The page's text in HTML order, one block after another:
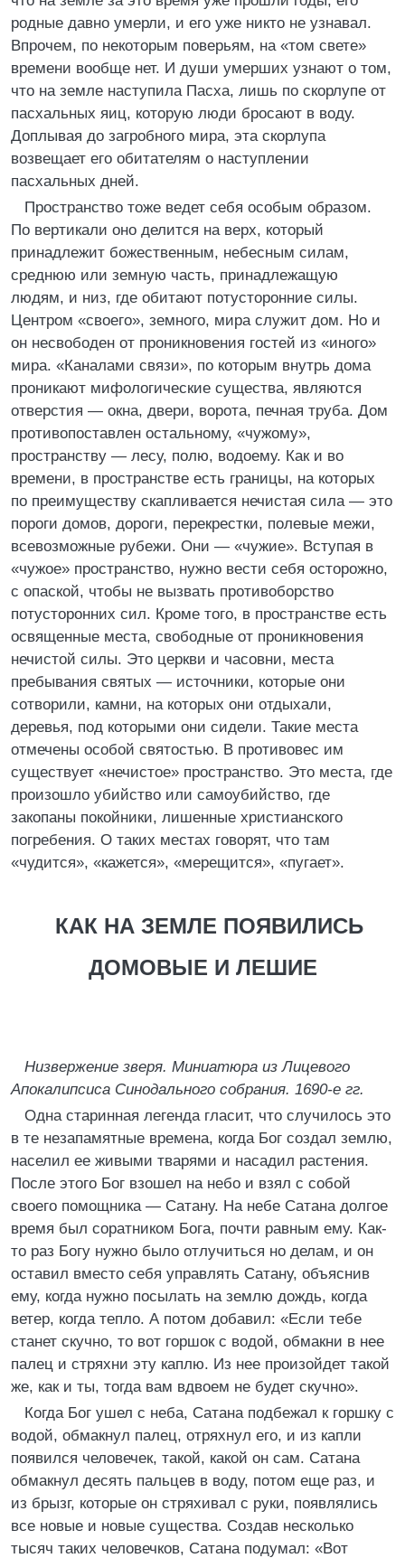
родные давно умерли, и его уже никто не узнавал.
Впрочем, по некоторым поверьям, на «том свете»
времени вообще нет. И души умерших узнают о том,
что на земле наступила Пасха, лишь по скорлупе от
пасхальных яиц, которую люди бросают в воду.
Доплывая до загробного мира, эта скорлупа
возвещает его обитателям о наступлении
пасхальных дней.
Пространство тоже ведет себя особым образом.
По вертикали оно делится на верх, который
принадлежит божественным, небесным силам,
среднюю или земную часть, принадлежащую
людям, и низ, где обитают потусторонние силы.
Центром «своего», земного, мира служит дом. Но и
он несвободен от проникновения гостей из «иного»
мира. «Каналами связи», по которым внутрь дома
проникают мифологические существа, являются
отверстия — окна, двери, ворота, печная труба. Дом
противопоставлен остальному, «чужому»,
пространству — лесу, полю, водоему. Как и во
времени, в пространстве есть границы, на которых
по преимуществу скапливается нечистая сила — это
пороги домов, дороги, перекрестки, полевые межи,
всевозможные рубежи. Они — «чужие». Вступая в
«чужое» пространство, нужно вести себя осторожно,
с опаской, чтобы не вызвать противоборство
потусторонних сил. Кроме того, в пространстве есть
освященные места, свободные от проникновения
нечистой силы. Это церкви и часовни, места
пребывания святых — источники, которые они
сотворили, камни, на которых они отдыхали,
деревья, под которыми они сидели. Такие места
отмечены особой святостью. В противовес им
существует «нечистое» пространство. Это места, где
произошло убийство или самоубийство, где
закопаны покойники, лишенные христианского
погребения. О таких местах говорят, что там
«чудится», «кажется», «мерещится», «пугает».
КАК НА ЗЕМЛЕ ПОЯВИЛИСЬ
ДОМОВЫЕ И ЛЕШИЕ
Низвержение зверя. Миниатюра из Лицевого
Апокалипсиса Синодального собрания. 1690-е гг.
Одна старинная легенда гласит, что случилось это
в те незапамятные времена, когда Бог создал землю,
населил ее живыми тварями и насадил растения.
После этого Бог взошел на небо и взял с собой
своего помощника — Сатану. На небе Сатана долгое
время был соратником Бога, почти равным ему. Как-
то раз Богу нужно было отлучиться но делам, и он
оставил вместо себя управлять Сатану, объяснив
ему, когда нужно посылать на землю дождь, когда
ветер, когда тепло. А потом добавил: «Если тебе
станет скучно, то вот горшок с водой, обмакни в нее
палец и стряхни эту каплю. Из нее произойдет такой
же, как и ты, тогда вам вдвоем не будет скучно».
Когда Бог ушел с неба, Сатана подбежал к горшку с
водой, обмакнул палец, отряхнул его, и из капли
появился человечек, такой, какой он сам. Сатана
обмакнул десять пальцев в воду, потом еще раз, и
из брызг, которые он стряхивал с руки, появлялись
все новые и новые существа. Создав несколько
тысяч таких человечков, Сатана подумал: «Вот